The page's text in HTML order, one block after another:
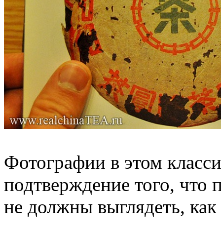
Фотографии в этом
подтверждение того,
не должны выглядеть,